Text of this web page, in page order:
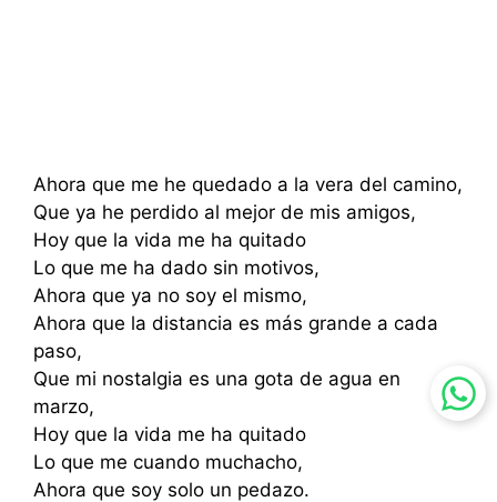
Ahora que me he quedado a la vera del camino,
Que ya he perdido al mejor de mis amigos,
Hoy que la vida me ha quitado
Lo que me ha dado sin motivos,
Ahora que ya no soy el mismo,
Ahora que la distancia es más grande a cada
paso,
Que mi nostalgia es una gota de agua en
marzo,
Hoy que la vida me ha quitado
Lo que me cuando muchacho,
Ahora que soy solo un pedazo.